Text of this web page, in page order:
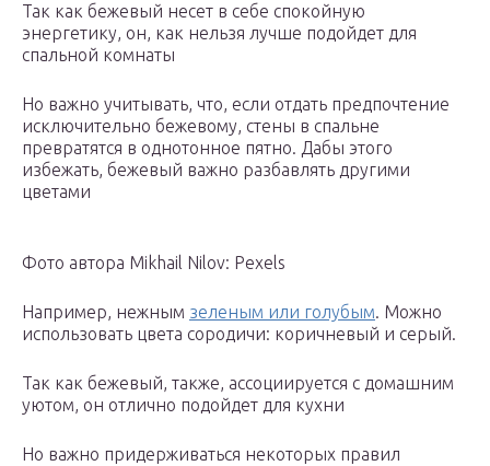
Так как бежевый несет в себе спокойную
энергетику, он, как нельзя лучше подойдет для
спальной комнаты
Но важно учитывать, что, если отдать предпочтение
исключительно бежевому, стены в спальне
превратятся в однотонное пятно. Дабы этого
избежать, бежевый важно разбавлять другими
цветами
Фото автора Mikhail Nilov: Pexels
Например, нежным зеленым или голубым. Можно
использовать цвета сородичи: коричневый и серый.
Так как бежевый, также, ассоциируется с домашним
уютом, он отлично подойдет для кухни
Но важно придерживаться некоторых правил